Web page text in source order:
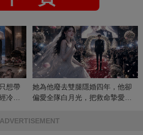
想帶
冷漠
她為他廢去雙腿隱婚四年，他卻
偏愛全隊白月光，把救命摯愛當
ADVERTISEMENT